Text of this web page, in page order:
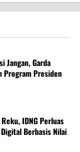
Jangan, Garda
Program Presiden
IDNG Perluas
Berbasis Nilai